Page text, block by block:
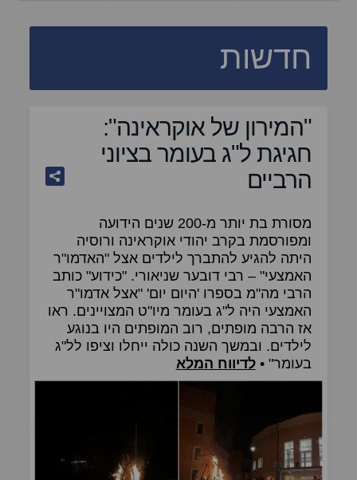
חדשות
"המירון של אוקראינה":
חגיגת ל"ג בעומר בציוני
הרביים
מסורת בת יותר מ-200 שנים הידועה
ומפורסמת בקרב יהודי אוקראינה ורוסיה
היתה להגיע להתברך לילדים אצל "האדמו"ר
האמצעי" – רבי דובער שניאורי. "כידוע" כותב
הרבי מה"מ בספרו 'היום יום' "אצל אדמו"ר
האמצעי היה ל"ג בעומר מיו"ט המצויינים. ראו
אז הרבה מופתים, רוב המופתים היו בנוגע
לילדים. ובמשך השנה כולה ייחלו וציפו לל"ג
בעומר" •לדיווח המלא